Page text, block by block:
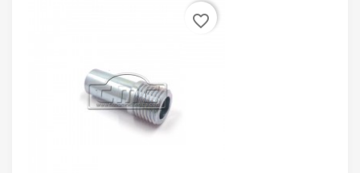
favorite_border